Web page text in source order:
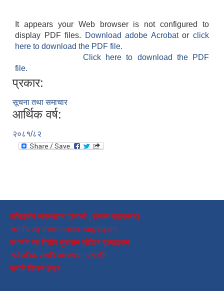
It appears your Web browser is not configured to
display PDF files.
Download adobe Acrobatorclick
here to download the PDF file.
Click here to download the PDF
file.
प्रकार:
सूचना तथा समाचार
आर्थिक वर्ष:
२०८१/८२
संचितकोष व्यवस्थापन प्रणाली [ राजस्व सङ्कलन]
स्थानीय तह संस्थागत क्षमता स्वमूल्याङ्कन
स्थानीय तह वित्तीय सुशासन जोखिम मूल्याङ्कन
सार्वजनिक सम्पति व्यवस्थापन प्रणालि
सम्पति विवरण इन्ट्र